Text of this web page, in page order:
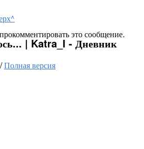
это сообщение.
| Katra_I - Дневник
/Полная версия